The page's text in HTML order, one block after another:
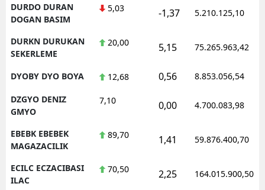
DURDO DURAN
DOGAN BASIM
5,03 -1,37 5.210.125,10
DURKN DURUKAN
SEKERLEME
20,00 5,15 75.265.963,42
DYOBY DYO BOYA 12,68 0,56 8.853.056,54
DZGYO DENIZ
GMYO
7,10 0,00 4.700.083,98
EBEBK EBEBEK
MAGAZACILIK
89,70 1,41 59.876.400,70
ECILC ECZACIBASI
ILAC
70,50 2,25 164.015.900,50